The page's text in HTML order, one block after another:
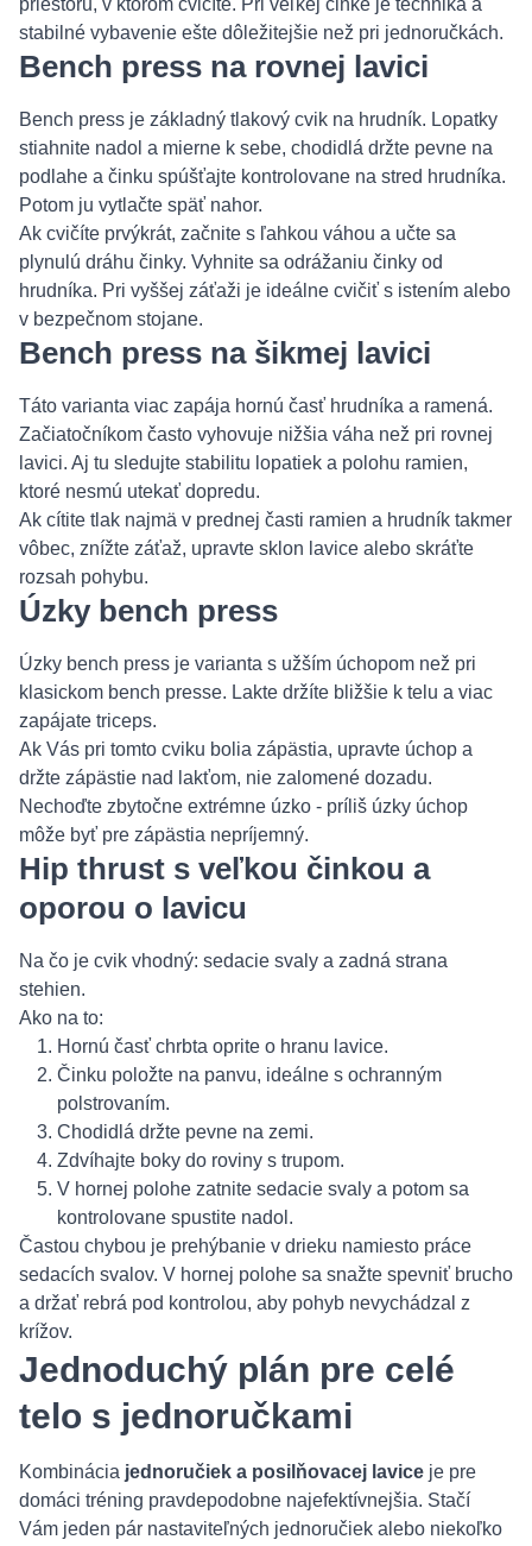
priestoru, v ktorom cvičíte. Pri veľkej činke je technika a
stabilné vybavenie ešte dôležitejšie než pri jednoručkách.
Bench press na rovnej lavici
Bench press je základný tlakový cvik na hrudník. Lopatky
stiahnite nadol a mierne k sebe, chodidlá držte pevne na
podlahe a činku spúšťajte kontrolovane na stred hrudníka.
Potom ju vytlačte späť nahor.
Ak cvičíte prvýkrát, začnite s ľahkou váhou a učte sa
plynulú dráhu činky. Vyhnite sa odrážaniu činky od
hrudníka. Pri vyššej záťaži je ideálne cvičiť s istením alebo
v bezpečnom stojane.
Bench press na šikmej lavici
Táto varianta viac zapája hornú časť hrudníka a ramená.
Začiatočníkom často vyhovuje nižšia váha než pri rovnej
lavici. Aj tu sledujte stabilitu lopatiek a polohu ramien,
ktoré nesmú utekať dopredu.
Ak cítite tlak najmä v prednej časti ramien a hrudník takmer
vôbec, znížte záťaž, upravte sklon lavice alebo skráťte
rozsah pohybu.
Úzky bench press
Úzky bench press je varianta s užším úchopom než pri
klasickom bench presse. Lakte držíte bližšie k telu a viac
zapájate triceps.
Ak Vás pri tomto cviku bolia zápästia, upravte úchop a
držte zápästie nad lakťom, nie zalomené dozadu.
Nechoďte zbytočne extrémne úzko - príliš úzky úchop
môže byť pre zápästia nepríjemný.
Hip thrust s veľkou činkou a
oporou o lavicu
Na čo je cvik vhodný: sedacie svaly a zadná strana
stehien.
Ako na to:
Hornú časť chrbta oprite o hranu lavice.
Činku položte na panvu, ideálne s ochranným
polstrovaním.
Chodidlá držte pevne na zemi.
Zdvíhajte boky do roviny s trupom.
V hornej polohe zatnite sedacie svaly a potom sa
kontrolovane spustite nadol.
Častou chybou je prehýbanie v drieku namiesto práce
sedacích svalov. V hornej polohe sa snažte spevniť brucho
a držať rebrá pod kontrolou, aby pohyb nevychádzal z
krížov.
Jednoduchý plán pre celé
telo s jednoručkami
Kombinácia jednoručiek a posilňovacej lavice je pre
domáci tréning pravdepodobne najefektívnejšia. Stačí
Vám jeden pár nastaviteľných jednoručiek alebo niekoľko